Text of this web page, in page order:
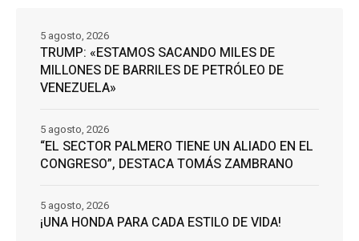
TRUMP: «ESTAMOS SACANDO MILES DE
MILLONES DE BARRILES DE PETRÓLEO DE
VENEZUELA»
5 agosto, 2026
“EL SECTOR PALMERO TIENE UN ALIADO EN EL
CONGRESO”, DESTACA TOMÁS ZAMBRANO
5 agosto, 2026
¡UNA HONDA PARA CADA ESTILO DE VIDA!
5 agosto, 2026